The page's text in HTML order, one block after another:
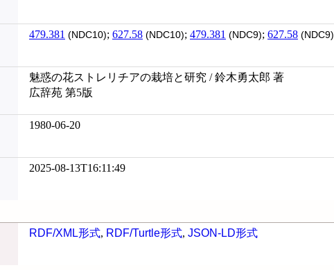
479.381 (NDC10); 627.58 (NDC10); 479.381 (NDC9); 627.58 (NDC9)
魅惑の花ストレリチアの栽培と研究 / 鈴木勇太郎 著
広辞苑 第5版
1980-06-20
2025-08-13T16:11:49
RDF/XML形式, RDF/Turtle形式, JSON-LD形式